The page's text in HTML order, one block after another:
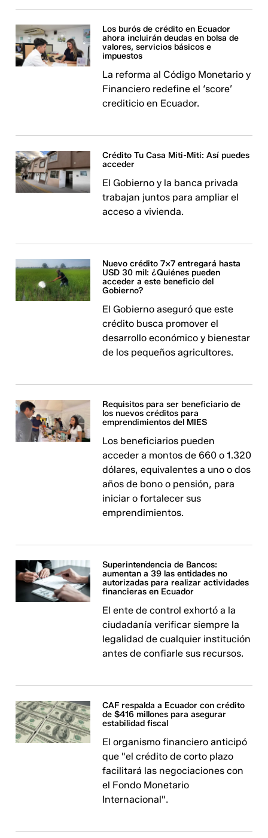
Los burós de crédito en Ecuador
ahora incluirán deudas en bolsa de
valores, servicios básicos e
impuestos
La reforma al Código Monetario y
Financiero redefine el ‘score’
crediticio en Ecuador.
Crédito Tu Casa Miti-Miti: Así puedes
acceder
El Gobierno y la banca privada
trabajan juntos para ampliar el
acceso a vivienda.
Nuevo crédito 7x7 entregará hasta
USD 30 mil: ¿Quiénes pueden
acceder a este beneficio del
Gobierno?
El Gobierno aseguró que este
crédito busca promover el
desarrollo económico y bienestar
de los pequeños agricultores.
Requisitos para ser beneficiario de
los nuevos créditos para
emprendimientos del MIES
Los beneficiarios pueden
acceder a montos de 660 o 1.320
dólares, equivalentes a uno o dos
años de bono o pensión, para
iniciar o fortalecer sus
emprendimientos.
Superintendencia de Bancos:
aumentan a 39 las entidades no
autorizadas para realizar actividades
financieras en Ecuador
El ente de control exhortó a la
ciudadanía verificar siempre la
legalidad de cualquier institución
antes de confiarle sus recursos.
CAF respalda a Ecuador con crédito
de $416 millones para asegurar
estabilidad fiscal
El organismo financiero anticipó
que "el crédito de corto plazo
facilitará las negociaciones con
el Fondo Monetario
Internacional".